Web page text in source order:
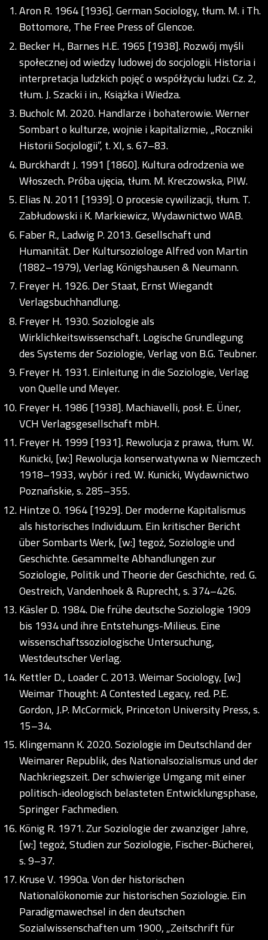
Aron R. 1964 [1936]. German Sociology, tłum. M. i Th.
Bottomore, The Free Press of Glencoe.
Becker H., Barnes H.E. 1965 [1938]. Rozwój myśli
społecznej od wiedzy ludowej do socjologii. Historia i
interpretacja ludzkich pojęć o współżyciu ludzi. Cz. 2,
tłum. J. Szacki i in., Książka i Wiedza.
Bucholc M. 2020. Handlarze i bohaterowie. Werner
Sombart o kulturze, wojnie i kapitalizmie, „Roczniki
Historii Socjologii”, t. XI, s. 67–83.
Burckhardt J. 1991 [1860]. Kultura odrodzenia we
Włoszech. Próba ujęcia, tłum. M. Kreczowska, PIW.
Elias N. 2011 [1939]. O procesie cywilizacji, tłum. T.
Zabłudowski i K. Markiewicz, Wydawnictwo WAB.
Faber R., Ladwig P. 2013. Gesellschaft und
Humanität. Der Kultursoziologe Alfred von Martin
(1882–1979), Verlag Königshausen & Neumann.
Freyer H. 1926. Der Staat, Ernst Wiegandt
Verlagsbuchhandlung.
Freyer H. 1930. Soziologie als
Wirklichkeitswissenschaft. Logische Grundlegung
des Systems der Soziologie, Verlag von B.G. Teubner.
Freyer H. 1931. Einleitung in die Soziologie, Verlag
von Quelle und Meyer.
Freyer H. 1986 [1938]. Machiavelli, posł. E. Üner,
VCH Verlagsgesellschaft mbH.
Freyer H. 1999 [1931]. Rewolucja z prawa, tłum. W.
Kunicki, [w:] Rewolucja konserwatywna w Niemczech
1918–1933, wybór i red. W. Kunicki, Wydawnictwo
Poznańskie, s. 285–355.
Hintze O. 1964 [1929]. Der moderne Kapitalismus
als historisches Individuum. Ein kritischer Bericht
über Sombarts Werk, [w:] tegoż, Soziologie und
Geschichte. Gesammelte Abhandlungen zur
Soziologie, Politik und Theorie der Geschichte, red. G.
Oestreich, Vandenhoek & Ruprecht, s. 374–426.
Käsler D. 1984. Die frühe deutsche Soziologie 1909
bis 1934 und ihre Entstehungs-Milieus. Eine
wissenschaftssoziologische Untersuchung,
Westdeutscher Verlag.
Kettler D., Loader C. 2013. Weimar Sociology, [w:]
Weimar Thought: A Contested Legacy, red. P.E.
Gordon, J.P. McCormick, Princeton University Press, s.
15–34.
Klingemann K. 2020. Soziologie im Deutschland der
Weimarer Republik, des Nationalsozialismus und der
Nachkriegszeit. Der schwierige Umgang mit einer
politisch-ideologisch belasteten Entwicklungsphase,
Springer Fachmedien.
König R. 1971. Zur Soziologie der zwanziger Jahre,
[w:] tegoż, Studien zur Soziologie, Fischer-Bücherei,
s. 9–37.
Kruse V. 1990a. Von der historischen
Nationalökonomie zur historischen Soziologie. Ein
Paradigmawechsel in den deutschen
Sozialwissenschaften um 1900, „Zeitschrift für